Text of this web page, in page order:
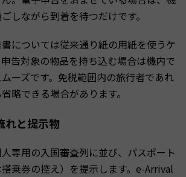
しながら到着を待つだけです。
については従来通り紙の用紙を使うケ
告対象の物品を持ち込む場合は機内で
ーズです。免税範囲内の旅行者であれ
略できる場合があります。
れと提示物
専用の入国審査列に並び、パスポート
乗券の控え）を提示します。e-Arrival